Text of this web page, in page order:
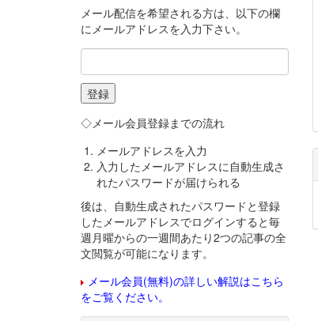
メール配信を希望される方は、以下の欄
にメールアドレスを入力下さい。
◇メール会員登録までの流れ
メールアドレスを入力
入力したメールアドレスに自動生成さ
れたパスワードが届けられる
後は、自動生成されたパスワードと登録
したメールアドレスでログインすると毎
週月曜からの一週間あたり2つの記事の全
文閲覧が可能になります。
メール会員(無料)の詳しい解説はこちら
をご覧ください。